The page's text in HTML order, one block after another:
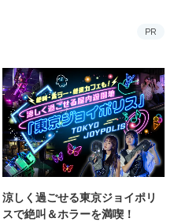
PR
涼しく過ごせる東京ジョイポリ
スで絶叫＆ホラーを満喫！